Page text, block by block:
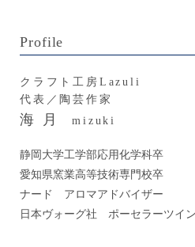
Profile
クラフト工房Lazuli
代表／陶芸作家
海 月 mizuki
静岡大学工学部応用化学科卒
愛知県窯業高等技術専門校卒
ナード アロマアドバイザー
日本ヴォーグ社 ポーセラーツイ